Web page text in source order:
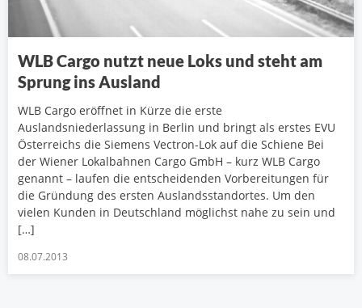
WLB Cargo nutzt neue Loks und steht am
Sprung ins Ausland
WLB Cargo eröffnet in Kürze die erste
Auslandsniederlassung in Berlin und bringt als erstes EVU
Österreichs die Siemens Vectron-Lok auf die Schiene Bei
der Wiener Lokalbahnen Cargo GmbH – kurz WLB Cargo
genannt – laufen die entscheidenden Vorbereitungen für
die Gründung des ersten Auslandsstandortes. Um den
vielen Kunden in Deutschland möglichst nahe zu sein und
[…]
08.07.2013